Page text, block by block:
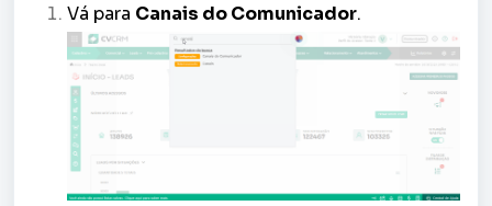
Vá para Canais do Comunicador.